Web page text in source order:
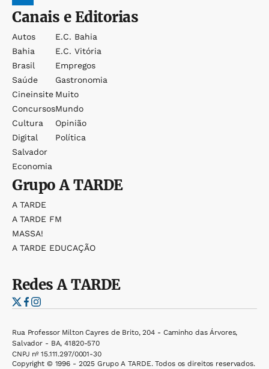
Canais e Editorias
Autos
Bahia
Brasil
Saúde
Cineinsite
Concursos
Cultura
Digital
Salvador
Economia
E.c. Bahia
E.c. Vitória
Empregos
Gastronomia
Muito
Mundo
Opinião
Política
GrupoA TARDE
A TARDE
A TARDE FM
MASSA!
A TARDE EDUCAÇÃO
RedesA TARDE
Rua Professor Milton Cayres de Brito, 204 - Caminho das Árvores,
Salvador - BA, 41820-570
CNPJ nº 15.111.297/0001-30
Copyright © 1996 - 2025 Grupo A TARDE. Todos os direitos reservados.